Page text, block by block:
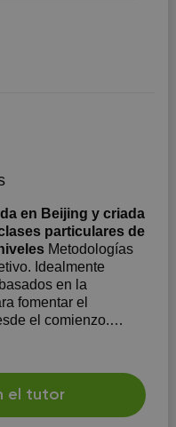
en Beijing y criada
particulares de
Metodologías
Idealmente
en la
fomentar el
el comienzo.
los estudios y
el tutor